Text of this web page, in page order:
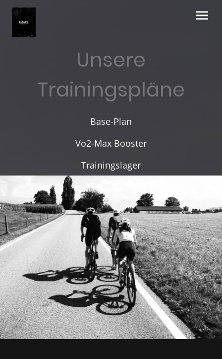
Unsere
Trainingspläne
Base-Plan
Vo2-Max Booster
Trainingslager